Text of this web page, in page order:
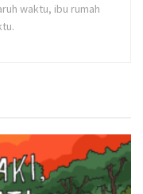
waktu, ibu rumah